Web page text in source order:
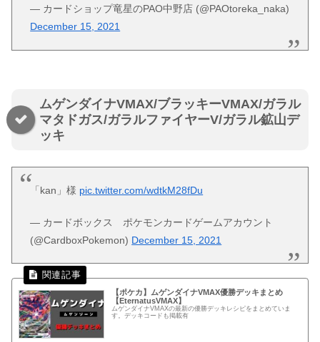
— カードショップ竜星のPAO中野店 (@PAOtoreka_naka)
December 15, 2021
ムゲンダイナVMAX/ブラッキーVMAX/ガラル
マタドガス/ガラルファイヤーV/ガラル鉱山デ
ッキ
「kan」様 pic.twitter.com/wdtkM28fDu
— カードボックス ポケモンカードゲームアカウント
(@CardboxPokemon) December 15, 2021
【ポケカ】ムゲンダイナVMAX優勝デッキまとめ
【EternatusVMAX】
ムゲンダイナVMAXの最新の優勝デッキレシピをまとめていま
す。デッキコードも掲載有